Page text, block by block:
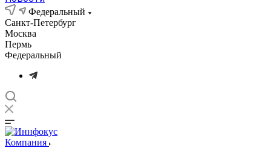
Федеральный
Санкт-Петербург
Москва
Пермь
Федеральный
Компания